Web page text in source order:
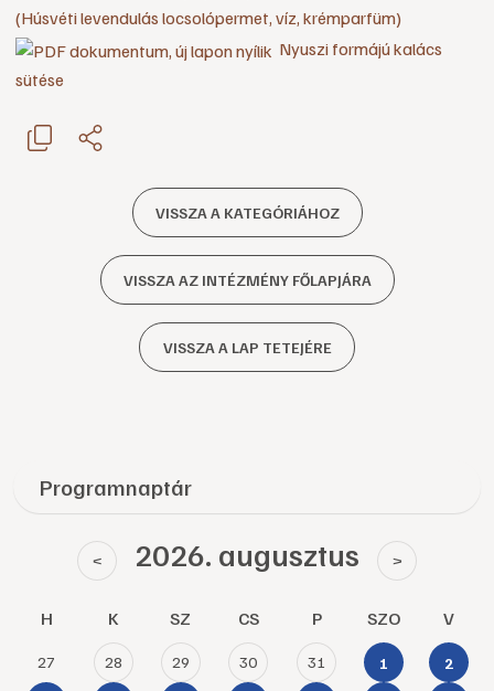
(Húsvéti levendulás locsolópermet, víz, krémparfüm)
Nyuszi formájú kalács
sütése
VISSZA A KATEGÓRIÁHOZ
VISSZA AZ INTÉZMÉNY FŐLAPJÁRA
VISSZA A LAP TETEJÉRE
Programnaptár
< 2026. augusztus >
H K SZ CS P SZO V
27 28 29 30 31 1 2